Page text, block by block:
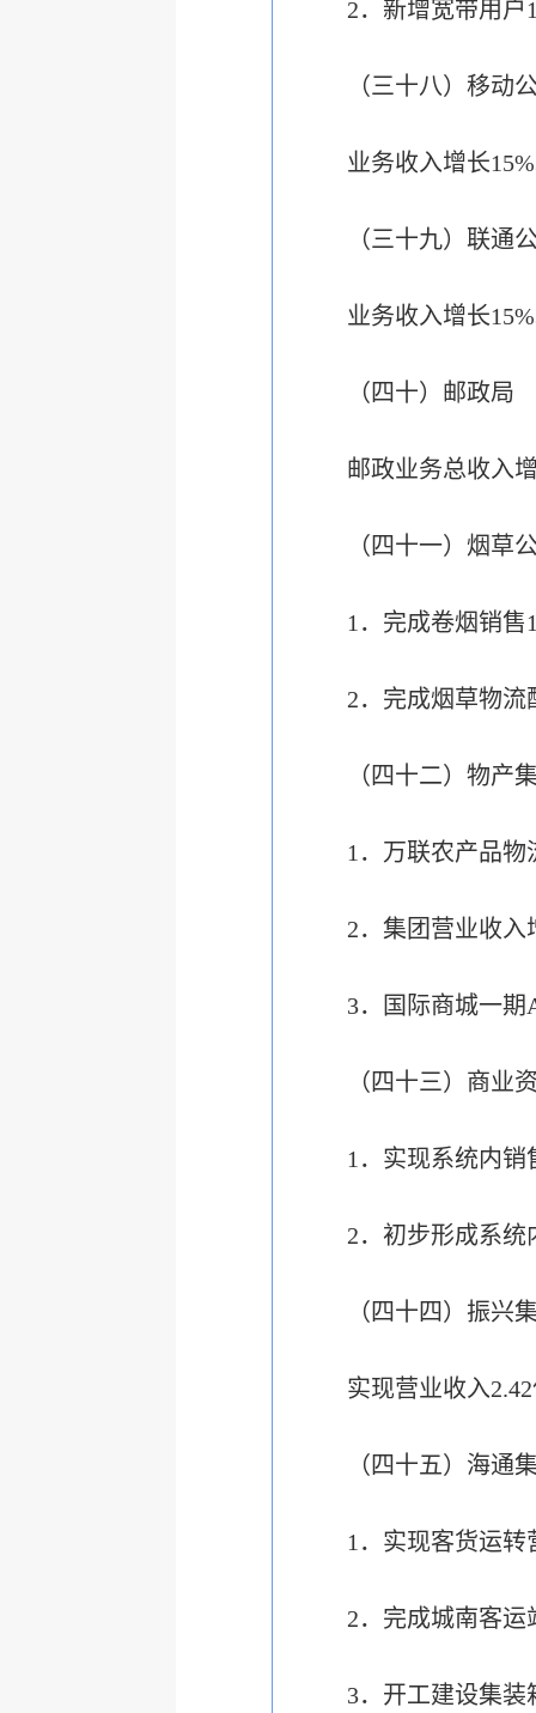
2．新增宽带用户
（三十八）移动
业务收入增长
（三十九）联通
业务收入增长
（四十）邮政局
邮政业务总收入
（四十一）烟草
1．完成卷烟销售
2．完成烟草物
（四十二）物产
1．万联农产品
2．集团营业收入
3．国际商城一期
（四十三）商业
1．实现系统内销
2．初步形成系
（四十四）振兴
实现营业收入
（四十五）海通
1．实现客货运转
2．完成城南客
3．开工建设集装